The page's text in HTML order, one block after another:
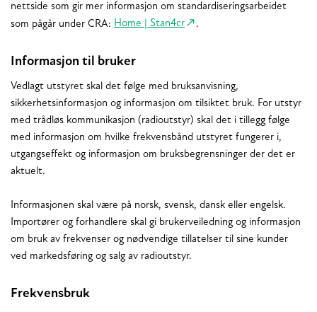
nettside som gir mer informasjon om standardiseringsarbeidet
som pågår under CRA: Home | Stan4cr .
Informasjon til bruker
Vedlagt utstyret skal det følge med bruksanvisning,
sikkerhetsinformasjon og informasjon om tilsiktet bruk. For utstyr
med trådløs kommunikasjon (radioutstyr) skal det i tillegg følge
med informasjon om hvilke frekvensbånd utstyret fungerer i,
utgangseffekt og informasjon om bruksbegrensninger der det er
aktuelt.
Informasjonen skal være på norsk, svensk, dansk eller engelsk.
Importører og forhandlere skal gi brukerveiledning og informasjon
om bruk av frekvenser og nødvendige tillatelser til sine kunder
ved markedsføring og salg av radioutstyr.
Frekvensbruk